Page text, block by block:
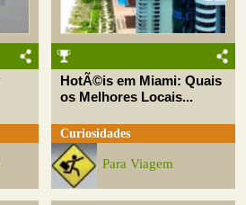
HotÃ©is em Miami: Quais
os Melhores Locais...
Curiosidades
Para Viagem